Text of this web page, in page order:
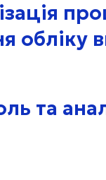
обліку
та